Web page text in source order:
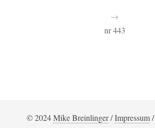
→
nr 443
© 2024Mike Breinlinger/Impressum/